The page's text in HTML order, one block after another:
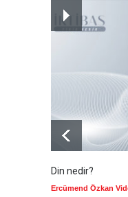
Din nedir?
Ercümend Özkan